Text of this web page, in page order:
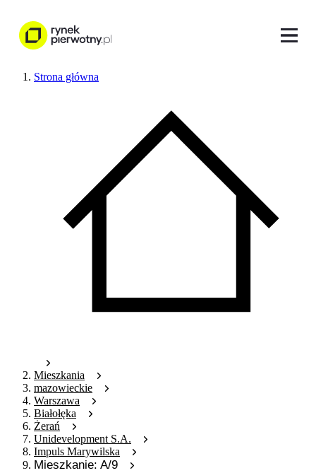
Strona główna
Mieszkania
mazowieckie
Warszawa
Białołęka
Żerań
Unidevelopment S.A.
Impuls Marywilska
Mieszkanie: A/9